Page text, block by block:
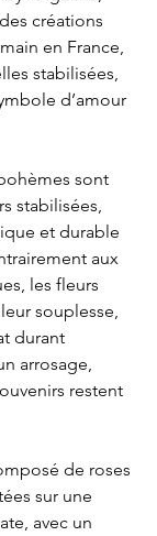
créations
en France,
stabilisées,
d’amour
sont
stabilisées,
et durable
aux
les fleurs
souplesse,
durant
arrosage,
restent
de roses
sur une
avec un